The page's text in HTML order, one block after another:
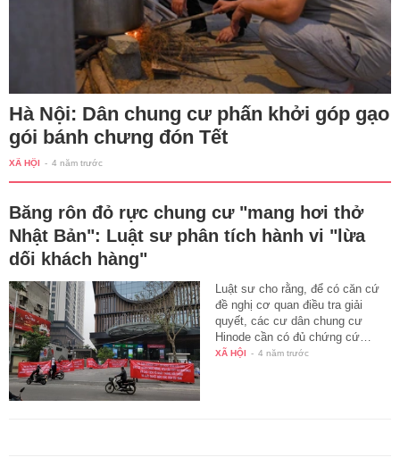
Hà Nội: Dân chung cư phấn khởi góp gạo
gói bánh chưng đón Tết
XÃ HỘI - 4 năm trước
Băng rôn đỏ rực chung cư "mang hơi thở
Nhật Bản": Luật sư phân tích hành vi "lừa
dối khách hàng"
Luật sư cho rằng, để có căn cứ
đề nghị cơ quan điều tra giải
quyết, các cư dân chung cư
Hinode cần có đủ chứng cứ…
XÃ HỘI - 4 năm trước